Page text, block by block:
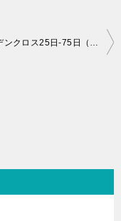
ゴールデンクロス25日-75日（2024-05-20）